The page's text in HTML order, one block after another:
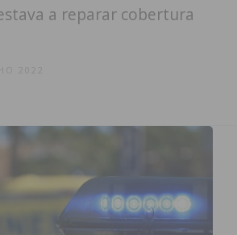
a reparar cobertura